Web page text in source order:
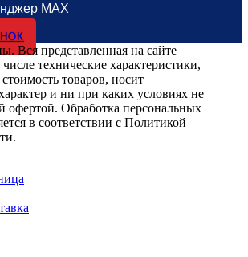
MAX
Вся представленная на сайте
технические характеристики,
товаров, носит
и ни при каких условиях не
офертой. Обработка персональных
в соответствии с Политикой